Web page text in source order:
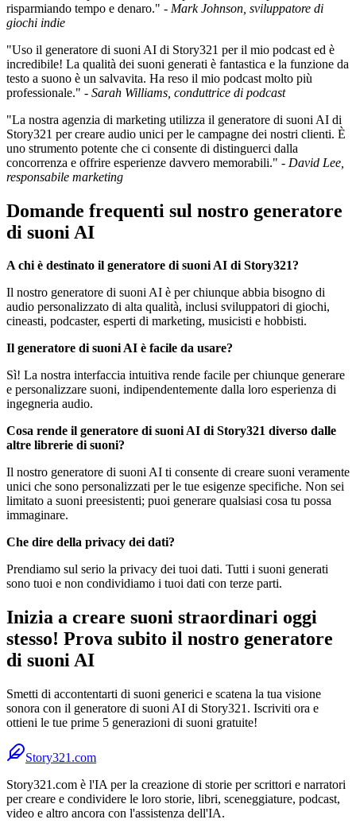
risparmiando tempo e denaro." - Mark Johnson, sviluppatore di
giochi indie
"Uso il generatore di suoni AI di Story321 per il mio podcast ed è
incredibile! La qualità dei suoni generati è fantastica e la funzione da
testo a suono è un salvavita. Ha reso il mio podcast molto più
professionale." - Sarah Williams, conduttrice di podcast
"La nostra agenzia di marketing utilizza il generatore di suoni AI di
Story321 per creare audio unici per le campagne dei nostri clienti. È
uno strumento potente che ci consente di distinguerci dalla
concorrenza e offrire esperienze davvero memorabili." - David Lee,
responsabile marketing
Domande frequenti sul nostro generatore
di suoni AI
A chi è destinato il generatore di suoni AI di Story321?
Il nostro generatore di suoni AI è per chiunque abbia bisogno di
audio personalizzato di alta qualità, inclusi sviluppatori di giochi,
cineasti, podcaster, esperti di marketing, musicisti e hobbisti.
Il generatore di suoni AI è facile da usare?
Sì! La nostra interfaccia intuitiva rende facile per chiunque generare
e personalizzare suoni, indipendentemente dalla loro esperienza di
ingegneria audio.
Cosa rende il generatore di suoni AI di Story321 diverso dalle
altre librerie di suoni?
Il nostro generatore di suoni AI ti consente di creare suoni veramente
unici che sono personalizzati per le tue esigenze specifiche. Non sei
limitato a suoni preesistenti; puoi generare qualsiasi cosa tu possa
immaginare.
Che dire della privacy dei dati?
Prendiamo sul serio la privacy dei tuoi dati. Tutti i suoni generati
sono tuoi e non condividiamo i tuoi dati con terze parti.
Inizia a creare suoni straordinari oggi
stesso! Prova subito il nostro generatore
di suoni AI
Smetti di accontentarti di suoni generici e scatena la tua visione
sonora con il generatore di suoni AI di Story321. Iscriviti ora e
ottieni le tue prime 5 generazioni di suoni gratuite!
Story321.com
Story321.com è l'IA per la creazione di storie per scrittori e narratori
per creare e condividere le loro storie, libri, sceneggiature, podcast,
video e altro ancora con l'assistenza dell'IA.